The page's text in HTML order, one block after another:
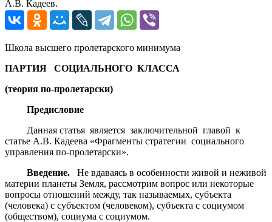
А.В. Кадеев.
Школа высшего пролетарского минимума
ПАРТИЯ СОЦИАЛЬНОГО КЛАССА
(теория по-пролетарски)
Предисловие
Данная статья является заключительной главой к
статье А.В. Кадеева «Фрагменты стратегии социального
управления по-пролетарски».
Введение. Не вдаваясь в особенности живой и неживой
материи планеты Земля, рассмотрим вопрос или некоторые
вопросы отношений между, так называемых, субъекта
(человека) с субъектом (человеком), субъекта с социумом
(обществом), социума с социумом.